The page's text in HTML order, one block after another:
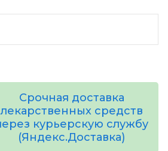
Срочная доставка
лекарственных средств
курьерскую службу
(Яндекс.Доставка)